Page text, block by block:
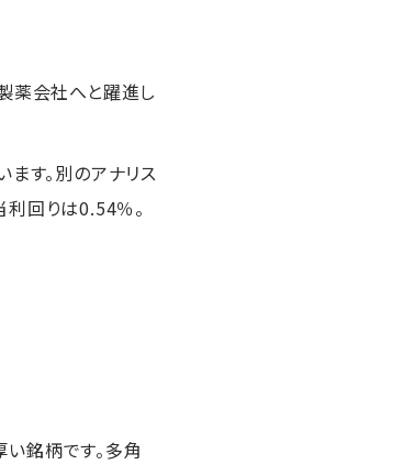
薬会社へと躍進し
す。別のアナリス
回りは0.54％。
銘柄です。多角